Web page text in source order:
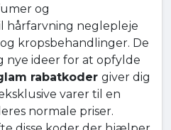
og
hårfarvning neglepleje
kropsbehandlinger. De
nye ideer for at opfylde
rabatkoder giver dig
varer til en
normale priser.